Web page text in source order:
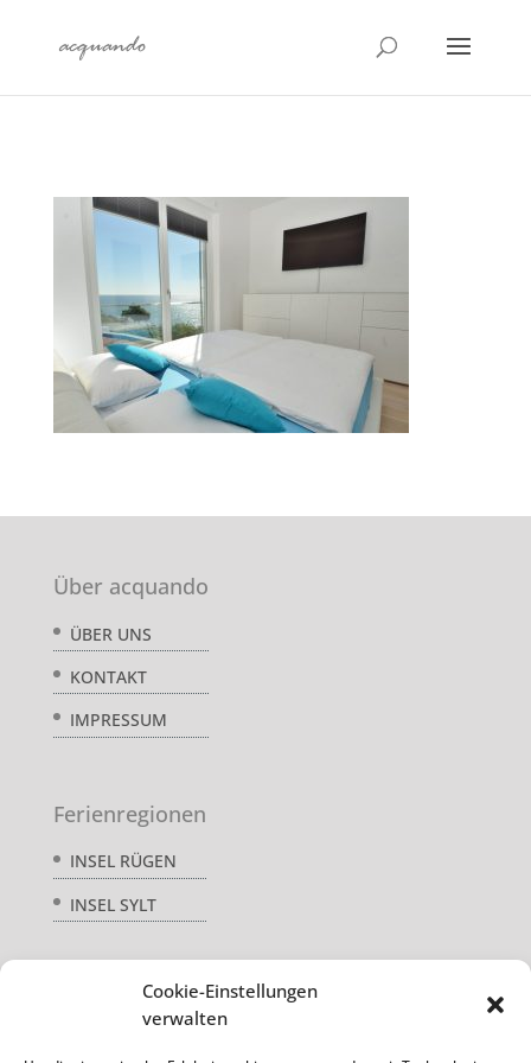
Cookie-Einstellungen
verwalten
Über acquando
ÜBER UNS
KONTAKT
IMPRESSUM
Ferienregionen
INSEL RÜGEN
INSEL SYLT